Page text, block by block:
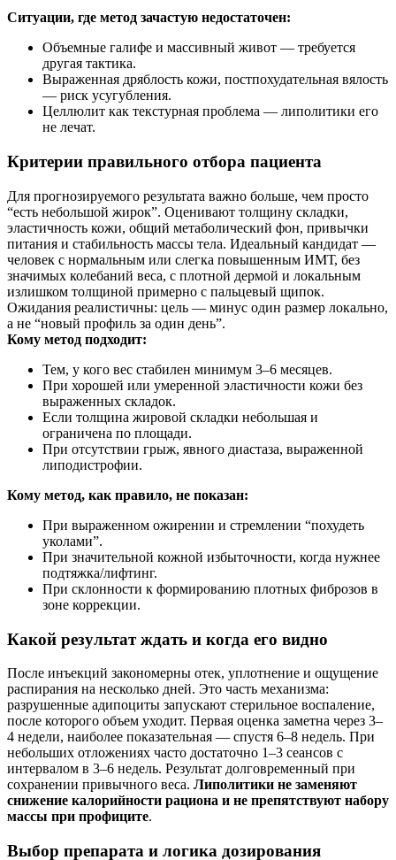
Ситуации, где метод зачастую недостаточен:
Объемные галифе и массивный живот — требуется
другая тактика.
Выраженная дряблость кожи, постпохудательная вялость
— риск усугубления.
Целлюлит как текстурная проблема — липолитики его
не лечат.
Критерии правильного отбора пациента
Для прогнозируемого результата важно больше, чем просто
“есть небольшой жирок”. Оценивают толщину складки,
эластичность кожи, общий метаболический фон, привычки
питания и стабильность массы тела. Идеальный кандидат —
человек с нормальным или слегка повышенным ИМТ, без
значимых колебаний веса, с плотной дермой и локальным
излишком толщиной примерно с пальцевый щипок.
Ожидания реалистичны: цель — минус один размер локально,
а не “новый профиль за один день”.
Кому метод подходит:
Тем, у кого вес стабилен минимум 3–6 месяцев.
При хорошей или умеренной эластичности кожи без
выраженных складок.
Если толщина жировой складки небольшая и
ограничена по площади.
При отсутствии грыж, явного диастаза, выраженной
липодистрофии.
Кому метод, как правило, не показан:
При выраженном ожирении и стремлении “похудеть
уколами”.
При значительной кожной избыточности, когда нужнее
подтяжка/лифтинг.
При склонности к формированию плотных фиброзов в
зоне коррекции.
Какой результат ждать и когда его видно
После инъекций закономерны отек, уплотнение и ощущение
распирания на несколько дней. Это часть механизма:
разрушенные адипоциты запускают стерильное воспаление,
после которого объем уходит. Первая оценка заметна через 3–
4 недели, наиболее показательная — спустя 6–8 недель. При
небольших отложениях часто достаточно 1–3 сеансов с
интервалом в 3–6 недель. Результат долговременный при
сохранении привычного веса. Липолитики не заменяют
снижение калорийности рациона и не препятствуют набору
массы при профиците.
Выбор препарата и логика дозирования